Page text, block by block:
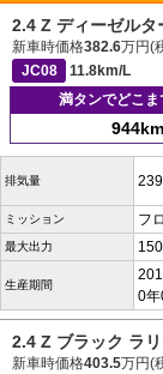
2.4 Z ディーゼルタ
新車時価格382.6万円(
JC08
11.8km/L
満タンでどこま
944km
排気量
ミッション フ
最大出力
生産期間
0年
2.4 Z ブラック ラ
新車時価格403.5万円(